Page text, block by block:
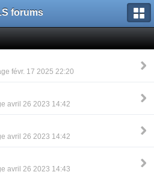
forums
févr. 17 2025 22:20
avril 26 2023 14:42
avril 26 2023 14:42
avril 26 2023 14:43